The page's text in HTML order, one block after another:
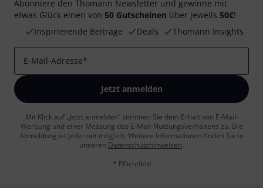
Abonniere den Thomann Newsletter und gewinne mit
etwas Glück einen von 50 Gutscheinen über jeweils 50€!
Inspirierende Beiträge
Deals Thomann Insights
E-Mail-Adresse*
Jetzt anmelden
Mit Klick auf „Jetzt anmelden“ stimmen Sie dem Erhalt von E-Mail-
Werbung und einer Messung des E-Mail-Nutzungsverhaltens zu. Die
Abmeldung ist jederzeit möglich. Weitere Informationen finden Sie in
unseren Datenschutzhinweisen.
* Pflichtfeld